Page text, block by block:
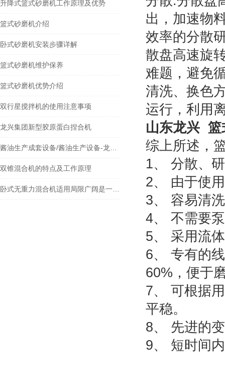
升降式篮式砂磨机工作原理及优势
篮式砂磨机介绍
卧式砂磨机安装步骤详解
篮式砂磨机维护保养
篮式砂磨机优势介绍
双行星搅拌机的使用注意事项
龙兴集团新型胶原蛋白捏合机
双锥混合机的特点及工作原理
出，加速物
效率的分散
散盘高速旋
难题，避免
清洗、换色
运行，利用
山东龙兴 篮
综上所述，
1、 分散、
2、 由于使
3、 容易清
4、 不需要
5、 采用流
6、 专有的
60%，便于
7、 可根据
平稳。
8、 先进的
9、 短时间